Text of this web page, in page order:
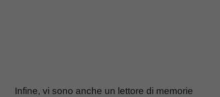
Infine, vi sono anche un lettore di memorie